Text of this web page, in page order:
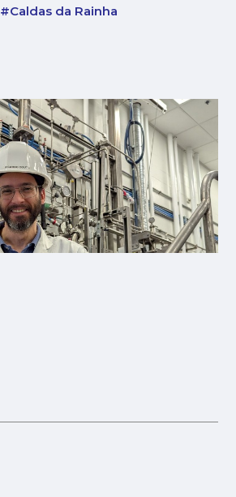
#Caldas da Rainha